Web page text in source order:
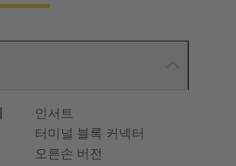
인서트
터미널 블록 커넥터
오른손 버전